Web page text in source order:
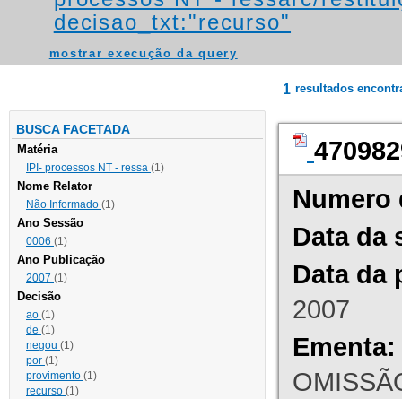
decisao_txt:"recurso"
mostrar execução da query
BUSCA FACETADA
Matéria
IPI- processos NT - ressa (1)
Nome Relator
Não Informado (1)
Ano Sessão
0006 (1)
Ano Publicação
2007 (1)
Decisão
ao (1)
de (1)
negou (1)
por (1)
provimento (1)
recurso (1)
1 resultados
Numero
Data da
Data da
2007
Ementa: